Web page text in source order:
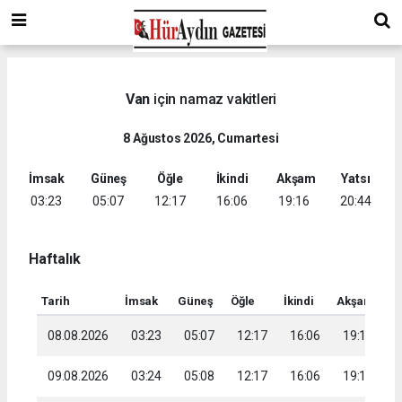
Van için namaz vakitleri
8 Ağustos 2026, Cumartesi
İmsak
03:23
Güneş
05:07
Öğle
12:17
İkindi
16:06
Akşam
19:16
Yatsı
20:44
Haftalık
Tarih İmsak Güneş Öğle İkindi Akşam
08.08.2026 03:23 05:07 12:17 16:06 19:16
09.08.2026 03:24 05:08 12:17 16:06 19:15